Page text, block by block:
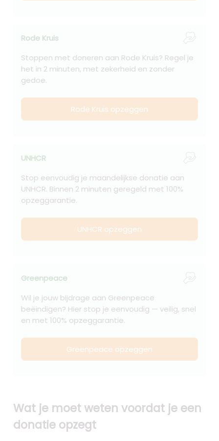
Rode Kruis
Stoppen met doneren aan Rode Kruis? Regel je
het in 2 minuten, met zekerheid en zonder
gedoe.
Rode Kruis opzeggen
UNHCR
Stop eenvoudig je maandelijkse donatie aan
UNHCR. Binnen 2 minuten geregeld met 100%
opzeggarantie.
UNHCR opzeggen
Greenpeace
Wil je jouw bijdrage aan Greenpeace
beëindigen? Hier stop je eenvoudig — veilig, snel
en met 100% opzeggarantie.
Greenpeace opzeggen
Wat je moet weten voordat je een
donatie opzegt